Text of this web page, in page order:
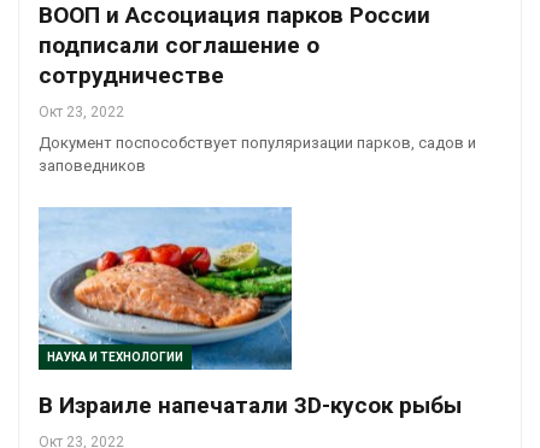
ВООП и Ассоциация парков России
подписали соглашение о
сотрудничестве
Окт 23, 2022
Документ поспособствует популяризации парков, садов и
заповедников
НАУКА И ТЕХНОЛОГИИ
В Израиле напечатали 3D-кусок рыбы
Окт 23, 2022